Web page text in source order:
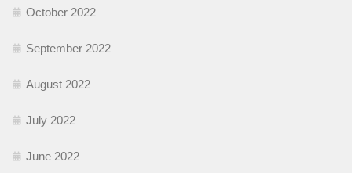
October 2022
September 2022
August 2022
July 2022
June 2022